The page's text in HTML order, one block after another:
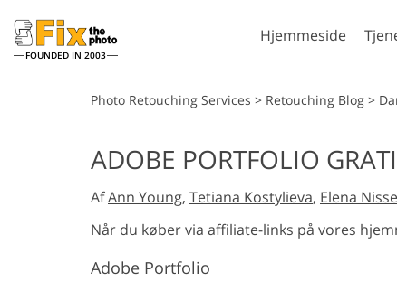
FOUNDED IN 2003
Hjemmeside
Lightroom
Lightroom-
forudindstillinger
LR Preset Collections
bedste tilbud
Mobile Presets
Photo Retouching Services > Retouching Blog >
ADOBE PORTFOLIO
AfAnn Young, Tetiana Kostylieva, Elena
Når du køber via affiliate-links på vores
Adobe Portfolio